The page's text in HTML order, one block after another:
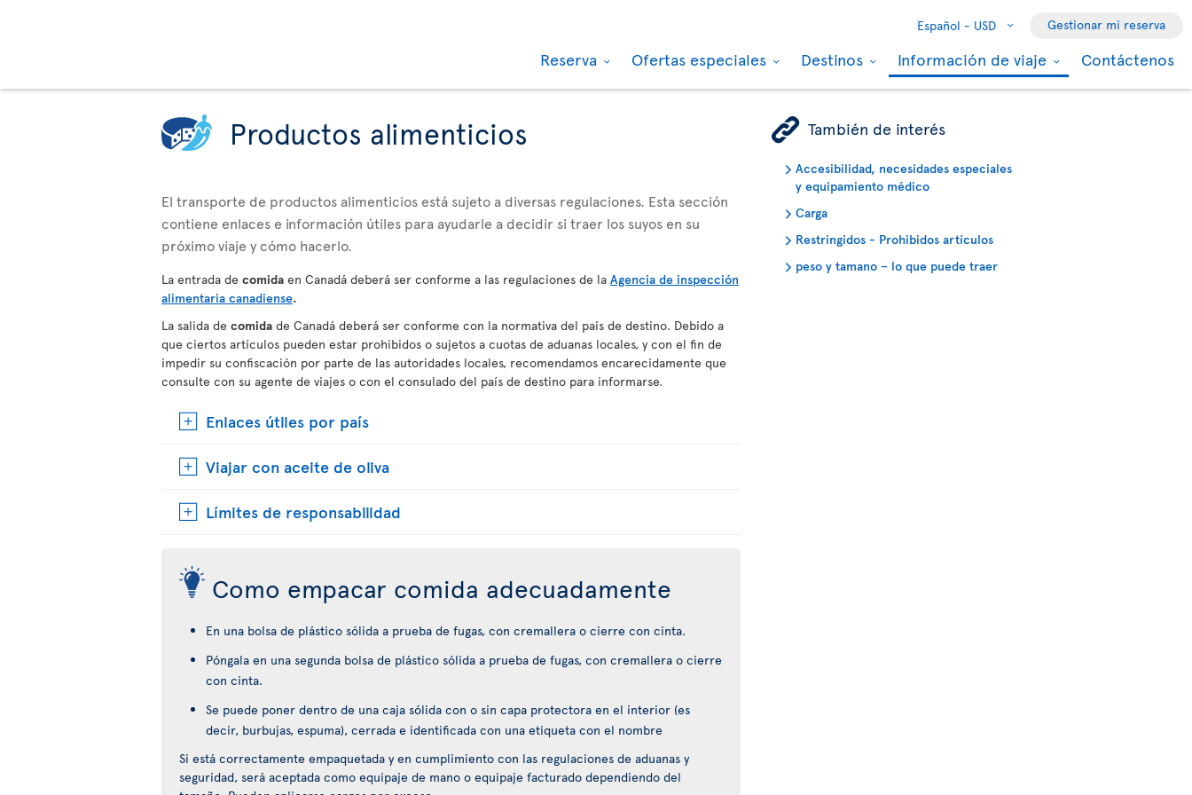
Español - USD Gestionar mi reserva
Reserva Ofertas especiales Destinos Información de viaje Contáctenos
Productos alimenticios
El transporte de productos alimenticios está sujeto a diversas regulaciones. Esta sección
contiene enlaces e información útiles para ayudarle a decidir si traer los suyos en su
próximo viaje y cómo hacerlo.
La entrada de comida en Canadá deberá ser conforme a las regulaciones de la Agencia de inspección
alimentaria canadiense.
La salida de comida de Canadá deberá ser conforme con la normativa del país de destino. Debido a
que ciertos artículos pueden estar prohibidos o sujetos a cuotas de aduanas locales, y con el fin de
impedir su confiscación por parte de las autoridades locales, recomendamos encarecidamente que
consulte con su agente de viajes o con el consulado del país de destino para informarse.
Enlaces útiles por país
Viajar con aceite de oliva
Límites de responsabilidad
Como empacar comida adecuadamente
En una bolsa de plástico sólida a prueba de fugas, con cremallera o cierre con cinta.
Póngala en una segunda bolsa de plástico sólida a prueba de fugas, con cremallera o cierre
con cinta.
Se puede poner dentro de una caja sólida con o sin capa protectora en el interior (es
decir, burbujas, espuma), cerrada e identificada con una etiqueta con el nombre
Si está correctamente empaquetada y en cumplimiento con las regulaciones de aduanas y
seguridad, será aceptada como equipaje de mano o equipaje facturado dependiendo del
ÿ También de interés
Accesibilidad, necesidades especiales
y equipamiento médico
Carga
Restringidos - Prohibidos artículos
peso y tamano – lo que puede traer